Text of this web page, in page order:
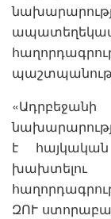
է
ԶՈՒ